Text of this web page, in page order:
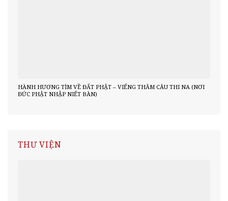
HÀNH HƯƠNG TÌM VỀ ĐẤT PHẬT – VIẾNG THĂM CÂU THI NA (NƠI
ĐỨC PHẬT NHẬP NIẾT BÀN)
THƯ VIỆN